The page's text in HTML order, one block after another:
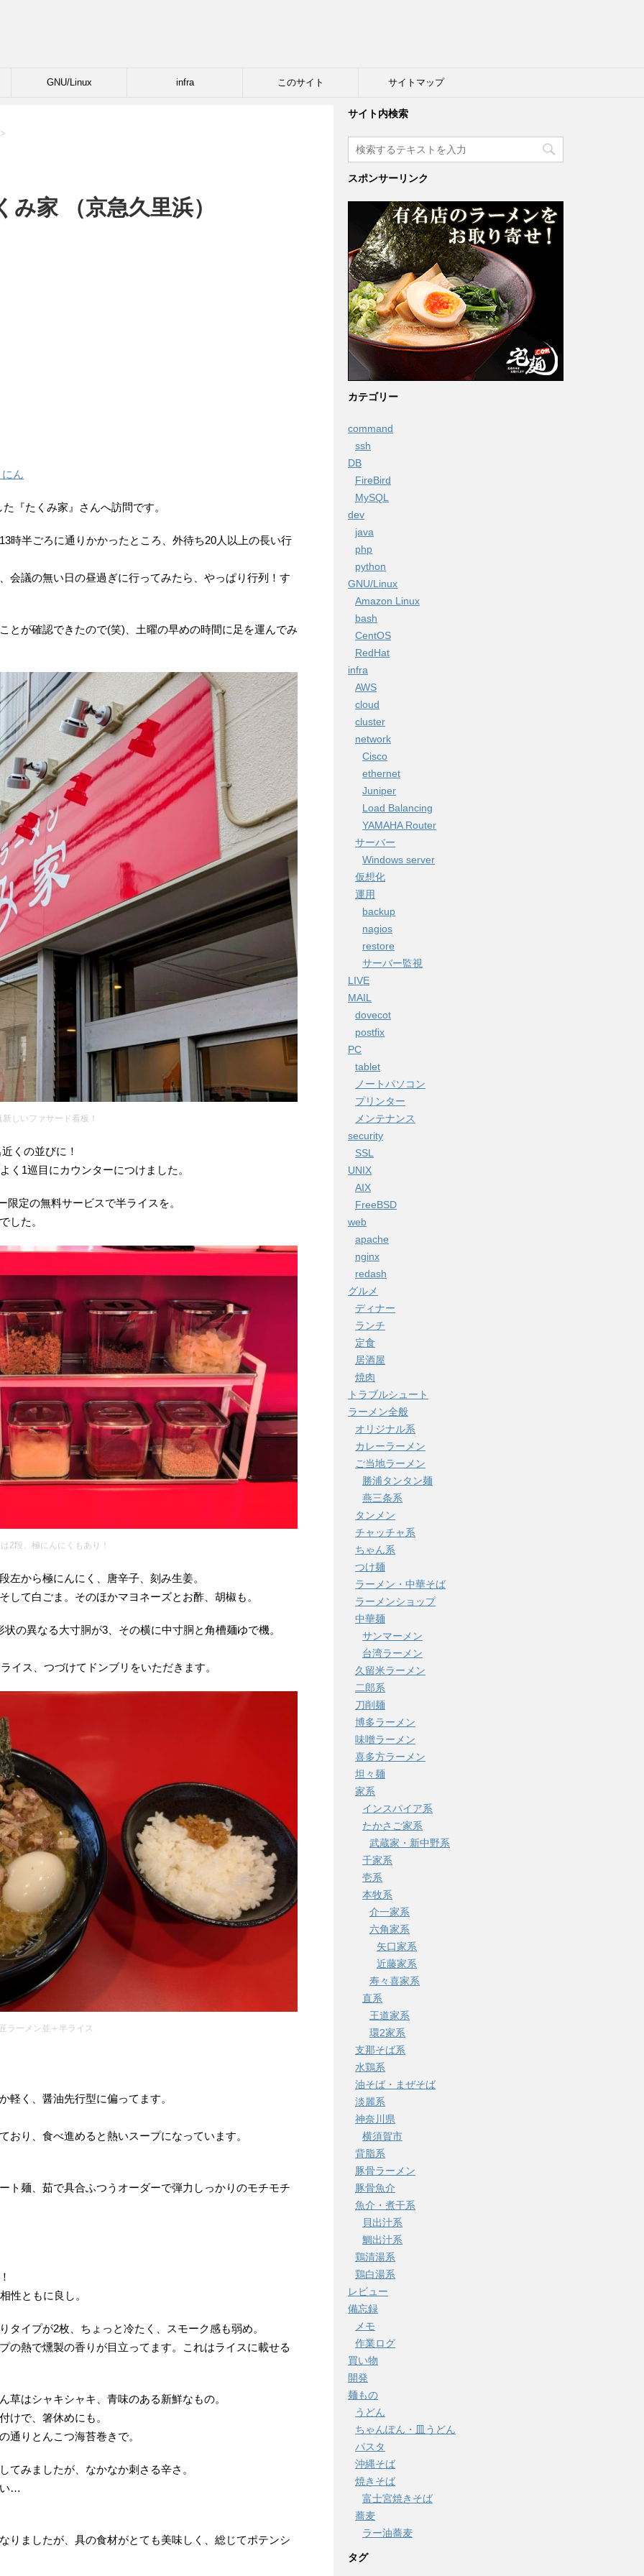
GNU/Linux infra このサイト サイトマップ
>
家 （京急久里浜）
ん
『たくみ家』さんへ訪問です。
時半ごろに通りかかったところ、外待ち20人以上の長い行
会議の無い日の昼過ぎに行ってみたら、やっぱり行列！す
とが確認できたので(笑)、土曜の早めの時間に足を運んでみ
新しいファサード看板！
くの並びに！
く1巡目にカウンターにつけました。
定の無料サービスで半ライスを。
した。
2段、極にんにくもあり！
左から極にんにく、唐辛子、刻み生姜。
して白ごま。そのほかマヨネーズとお酢、胡椒も。
の異なる大寸胴が3、その横に中寸胴と角槽麺ゆで機。
イス、つづけてドンブリをいただきます。
ラーメン並＋半ライス
軽く、醤油先行型に偏ってます。
おり、食べ進めると熱いスープになっています。
ト麺、茹で具合ふつうオーダーで弾力しっかりのモチモチ
性ともに良し。
タイプが2枚、ちょっと冷たく、スモーク感も弱め。
の熱で燻製の香りが目立ってます。これはライスに載せる
はシャキシャキ、青味のある新鮮なもの。
けで、箸休めにも。
通りとんこつ海苔巻きで。
てみましたが、なかなか刺さる辛さ。
い…
りましたが、具の食材がとても美味しく、総じてポテンシ
サイト内検索
スポンサーリンク
カテゴリー
command
ssh
DB
FireBird
MySQL
dev
java
php
python
GNU/Linux
Amazon Linux
bash
CentOS
RedHat
infra
AWS
cloud
cluster
network
Cisco
ethernet
Juniper
Load Balancing
YAMAHA Router
サーバー
Windows server
仮想化
運用
backup
nagios
restore
サーバー監視
LIVE
MAIL
dovecot
postfix
PC
tablet
ノートパソコン
プリンター
メンテナンス
security
SSL
UNIX
AIX
FreeBSD
web
apache
nginx
redash
グルメ
ディナー
ランチ
定食
居酒屋
焼肉
トラブルシュート
ラーメン全般
オリジナル系
カレーラーメン
ご当地ラーメン
勝浦タンタン麺
燕三条系
タンメン
チャッチャ系
ちゃん系
つけ麺
ラーメン・中華そば
ラーメンショップ
中華麺
サンマーメン
台湾ラーメン
久留米ラーメン
二郎系
刀削麺
博多ラーメン
味噌ラーメン
喜多方ラーメン
坦々麺
家系
インスパイア系
たかさご家系
武蔵家・新中野系
千家系
壱系
本牧系
介一家系
六角家系
矢口家系
近藤家系
寿々喜家系
直系
王道家系
環2家系
支那そば系
水鶏系
油そば・まぜそば
淡麗系
神奈川県
横須賀市
背脂系
豚骨ラーメン
豚骨魚介
魚介・煮干系
貝出汁系
鯛出汁系
鶏清湯系
鶏白湯系
レビュー
備忘録
メモ
作業ログ
買い物
開発
麺もの
うどん
ちゃんぽん・皿うどん
パスタ
沖縄そば
焼きそば
富士宮焼きそば
蕎麦
ラー油蕎麦
タグ